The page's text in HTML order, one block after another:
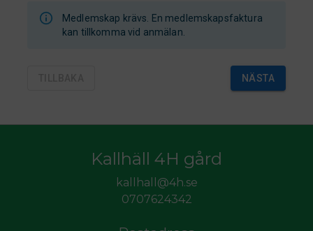
Medlemskap krävs. En medlemskapsfaktura
kan tillkomma vid anmälan.
NÄSTA
Kallhäll 4H gård
kallhall@4h.se
0707624342